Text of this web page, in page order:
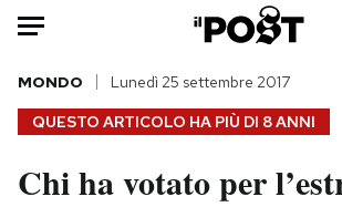
Auto
HOME
Italia
Moda
QUESTO ARTICOLO HA PIÙ DI 8 ANNI
MONDO Lunedì 25 settembre 2017
Chi ha votato per